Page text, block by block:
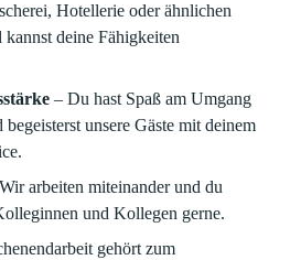
Hotellerie oder ähnlichen
deine Fähigkeiten
– Du hast Spaß am Umgang
unsere Gäste mit deinem
arbeiten miteinander und du
und Kollegen gerne.
gehört zum